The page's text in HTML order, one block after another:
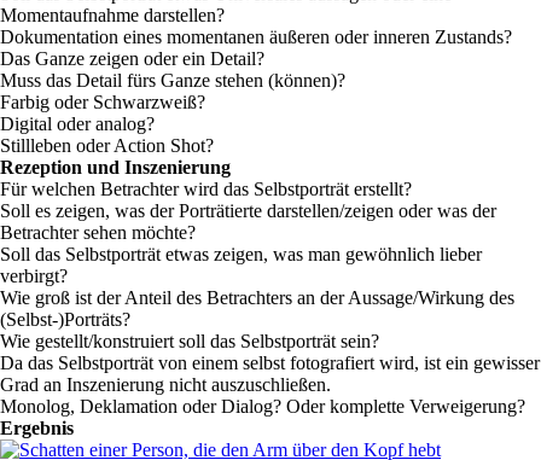
Momentaufnahme darstellen?
Dokumentation eines momentanen äußeren oder inneren Zustands?
Das Ganze zeigen oder ein Detail?
Muss das Detail fürs Ganze stehen (können)?
Farbig oder Schwarzweiß?
Digital oder analog?
Stillleben oder Action Shot?
Rezeption und Inszenierung
Für welchen Betrachter wird das Selbstporträt erstellt?
Soll es zeigen, was der Porträtierte darstellen/zeigen oder was der
Betrachter sehen möchte?
Soll das Selbstporträt etwas zeigen, was man gewöhnlich lieber
verbirgt?
Wie groß ist der Anteil des Betrachters an der Aussage/Wirkung des
(Selbst-)Porträts?
Wie gestellt/konstruiert soll das Selbstporträt sein?
Da das Selbstporträt von einem selbst fotografiert wird, ist ein gewisser
Grad an Inszenierung nicht auszuschließen.
Monolog, Deklamation oder Dialog? Oder komplette Verweigerung?
Ergebnis